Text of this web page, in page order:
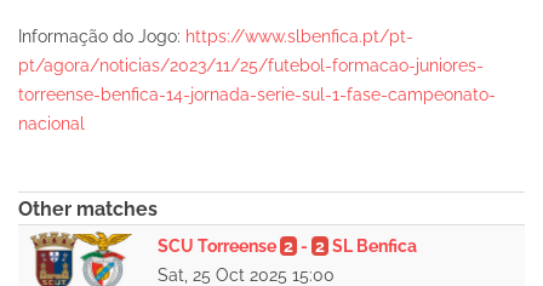
Informação do Jogo: https://www.slbenfica.pt/pt-
pt/agora/noticias/2023/11/25/futebol-formacao-juniores-
torreense-benfica-14-jornada-serie-sul-1-fase-campeonato-
nacional
Other matches
SCU Torreense 2- 2 SL Benfica
Sat, 25 Oct 2025 15:00